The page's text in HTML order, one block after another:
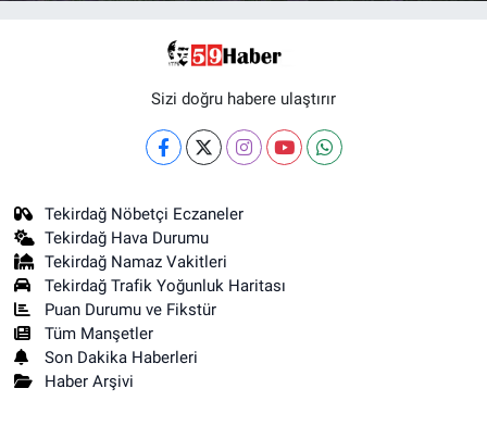
Sizi doğru habere ulaştırır
Tekirdağ Nöbetçi Eczaneler
Tekirdağ Hava Durumu
Tekirdağ Namaz Vakitleri
Tekirdağ Trafik Yoğunluk Haritası
Puan Durumu ve Fikstür
Tüm Manşetler
Son Dakika Haberleri
Haber Arşivi